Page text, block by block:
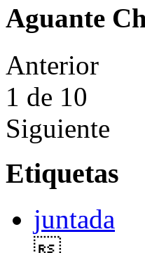
Aguante
Anterior
1 de 10
Siguiente
Etiquetas
juntada